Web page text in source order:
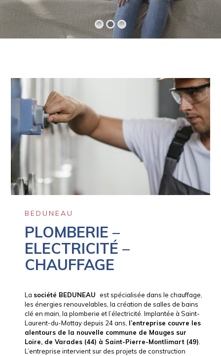
BEDUNEAU
PLOMBERIE –
ELECTRICITÉ –
CHAUFFAGE
La société BEDUNEAUest spécialisée dans le chauffage,
les énergies renouvelables, la création de salles de bains
clé en main, la plomberie et l’électricité. Implantée à Saint-
Laurent-du-Mottay depuis 24 ans, l’entreprise couvre les
alentours de la nouvelle commune de Mauges sur
Loire, de Varades (44) à Saint-Pierre-Montlimart (49)
L’entreprise intervient sur des projets de construction